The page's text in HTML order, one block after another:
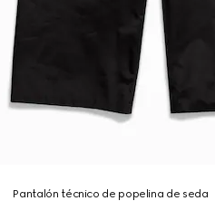
Pantalón técnico de popelina de seda